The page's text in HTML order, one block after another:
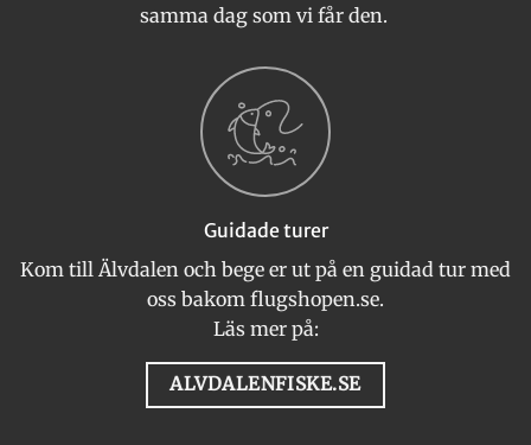
samma dag som vi får den.
Guidade turer
Kom till Älvdalen och bege er ut på en guidad tur med
oss bakom flugshopen.se.
Läs mer på:
ALVDALENFISKE.SE